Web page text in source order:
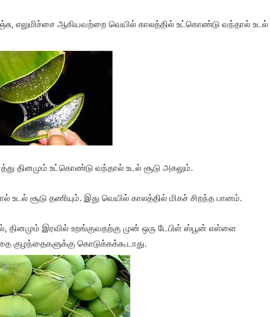
எலுமிச்சை ஆகியவற்றை வெயில் காலத்தில் உட்கொண்டு வந்தால் உடல்
தினமும் உட்கொண்டு வந்தால் உடல் சூடு அகலும்.
உடல் சூடு தணியும். இது வெயில் காலத்தில் மிகச் சிறந்த பானம்.
இரவில் உறங்குவதற்கு முன் ஒரு டேபிள் ஸ்பூன் எள்ளை
கொடுக்கக்கூடாது.